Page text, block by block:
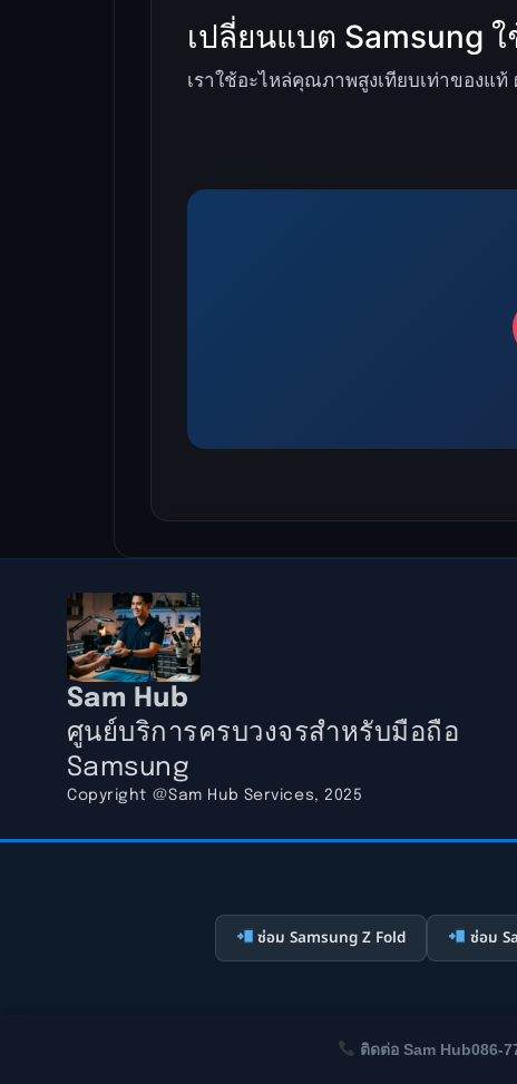
เปลี่ยนแบต Samsung
เราใช้อะไหล่คุณภาพสูงเทียบเท่าของ
Sam Hub
ศูนย์บริการครบวงจรสำหรับมือถือ
Samsung
Copyright @Sam Hub Services, 2025
ติดต่อ Sam Hub086-
ซ่อม Samsung Z Fold ซ่อม
นโยบายค